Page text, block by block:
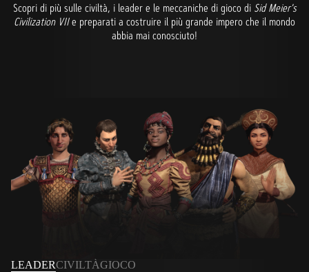
Scopri di più sulle civiltà, i leader e le meccaniche di gioco di Sid Meier's
Civilization VIIe preparati a costruire il più grande impero che il mondo
abbia mai conosciuto!
LEADERCIVILTÀGIOCO